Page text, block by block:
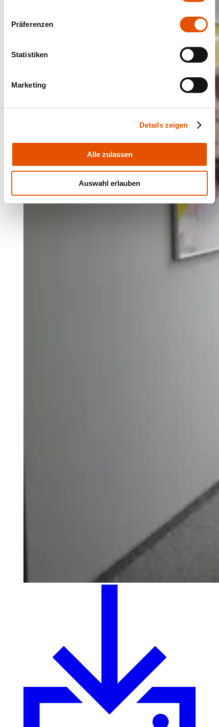
Präferenzen
Statistiken
Marketing
Details zeigen
Alle zulassen
Auswahl erlauben